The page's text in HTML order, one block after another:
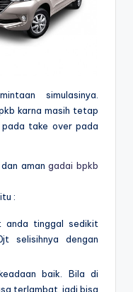
simulasinya.
karna masih tetap
take over pada
amangadai bpkb
:
anda tinggal sedikit
selisihnya dengan
baik. Bila di
terlambat, jadi bisa